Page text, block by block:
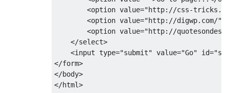
<option value="http://css-
<option value="http://digwp.com/"
<option value="http://
</select>
<input type="submit" value="Go" id=
</form>
</body>
</html>